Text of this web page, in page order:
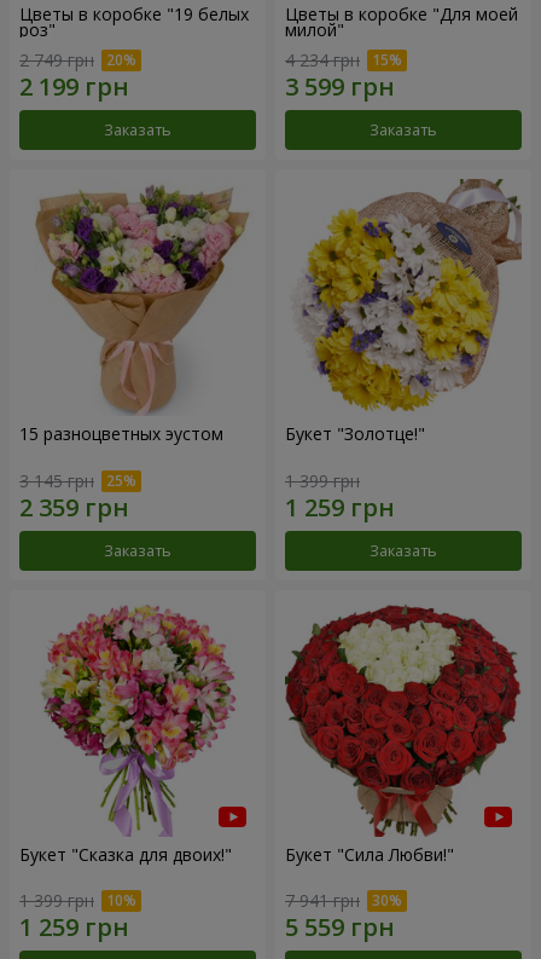
Цветы в коробке "19 белых
роз"
2 749 грн
Заказать
Цветы в коробке "Для моей
милой"
4 234 грн
Заказать
15 разноцветных эустом
3 145 грн
Заказать
Букет "Золотце!"
1 399 грн
Заказать
Букет "Сказка для двоих!"
1 399 грн
Букет "Сила Любви!"
7 941 грн